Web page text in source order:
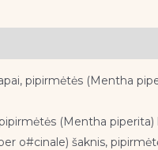
pipirmėtės (Mentha
(Mentha piperita)
o#cinale) šaknis,